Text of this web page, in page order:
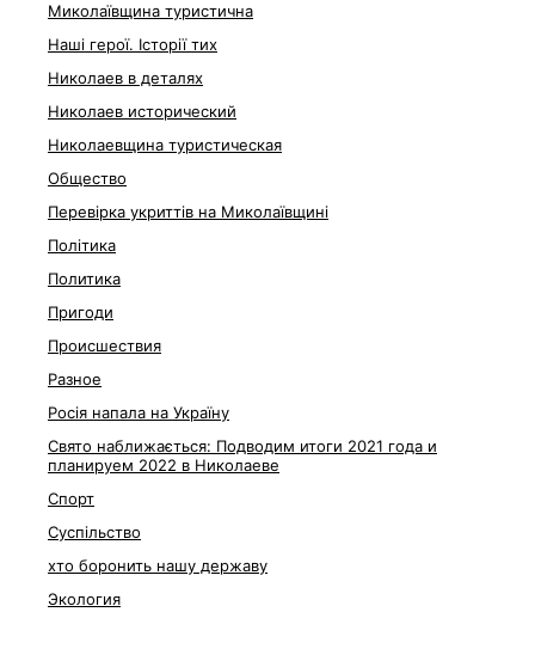
Миколаївщина туристична
Наші герої. Історії тих
Николаев в деталях
Николаев исторический
Николаевщина туристическая
Общество
Перевірка укриттів на Миколаївщині
Політика
Политика
Пригоди
Происшествия
Разное
Росія напала на Україну
Свято наближається: Подводим итоги 2021 года и
планируем 2022 в Николаеве
Спорт
Суспільство
хто боронить нашу державу
Экология